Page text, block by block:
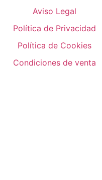
Aviso Legal
Política de Privacidad
Política de Cookies
Condiciones de venta